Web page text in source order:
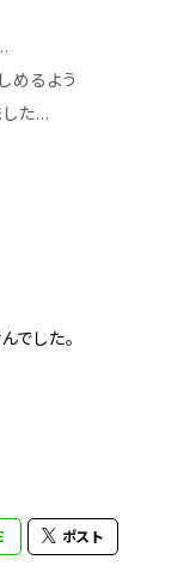
めるよう
した…
でした。
ポスト